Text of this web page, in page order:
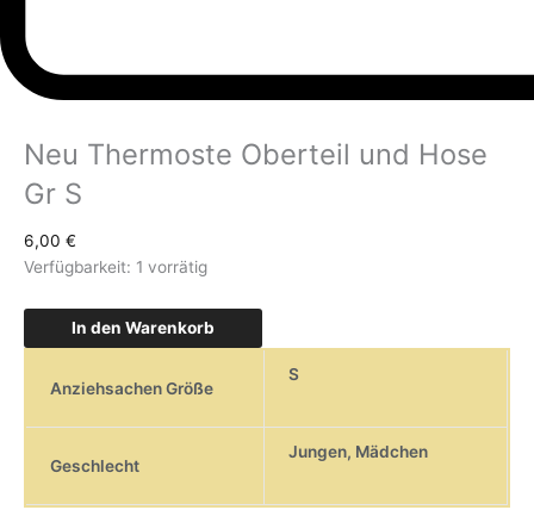
Neu Thermoste Oberteil und Hose
Gr S
6,00 €
Verfügbarkeit: 1 vorrätig
In den Warenkorb
Anziehsachen Größe
S
Geschlecht
Jungen, Mädchen